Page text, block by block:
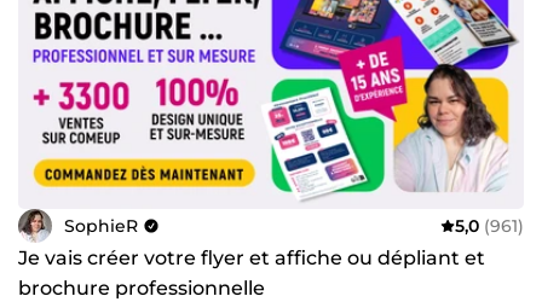
SophieR 5,0 (961)
Je vais créer votre flyer et affiche ou dépliant et
brochure professionnelle